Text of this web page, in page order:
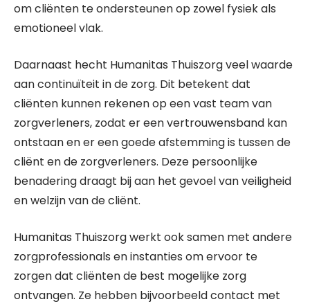
om cliënten te ondersteunen op zowel fysiek als
emotioneel vlak.
Daarnaast hecht Humanitas Thuiszorg veel waarde
aan continuïteit in de zorg. Dit betekent dat
cliënten kunnen rekenen op een vast team van
zorgverleners, zodat er een vertrouwensband kan
ontstaan en er een goede afstemming is tussen de
cliënt en de zorgverleners. Deze persoonlijke
benadering draagt bij aan het gevoel van veiligheid
en welzijn van de cliënt.
Humanitas Thuiszorg werkt ook samen met andere
zorgprofessionals en instanties om ervoor te
zorgen dat cliënten de best mogelijke zorg
ontvangen. Ze hebben bijvoorbeeld contact met